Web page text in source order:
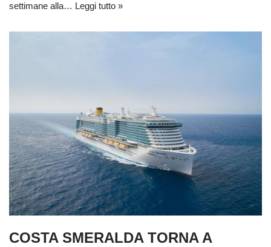
settimane alla… Leggi tutto »
COSTA SMERALDA TORNA A